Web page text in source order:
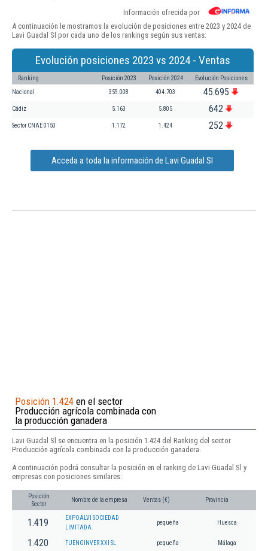
Información ofrecida por
A continuación le mostramos la evolución de posiciones entre 2023 y 2024 de
Lavi Guadal Sl por cada uno de los rankings según sus ventas:
Evolución posiciones 2023 vs 2024 - Ventas
Ranking Posición 2023 Posición 2024 Evolución Posiciones
Nacional 359.008 404.703 45.695
Cádiz 5.163 5.805 642
Sector CNAE 0150 1.172 1.424 252
Acceda a toda la información de Lavi Guadal Sl
Posición 1.424 en el sector
Producción agrícola combinada con
la producción ganadera
Lavi Guadal Sl se encuentra en la posición 1.424 del Ranking del sector
Producción agrícola combinada con la producción ganadera.
A continuación podrá consultar la posición en el ranking de Lavi Guadal Sl y
empresas con posiciones similares:
Posición
Sector
Nombre de la empresa Ventas (€) Provincia
1.419
EXPOALVI SOCIEDAD
LIMITADA.
pequeña Huesca
1.420 FUENGINVER XXI SL pequeña Málaga